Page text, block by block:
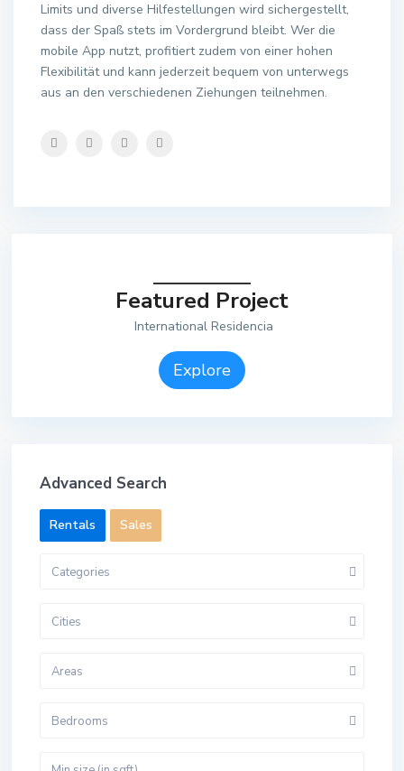
Limits und diverse Hilfestellungen wird sichergestellt,
dass der Spaß stets im Vordergrund bleibt. Wer die
mobile App nutzt, profitiert zudem von einer hohen
Flexibilität und kann jederzeit bequem von unterwegs
aus an den verschiedenen Ziehungen teilnehmen.
Featured Project
International Residencia
Explore
Advanced Search
Rentals Sales
Categories
Cities
Areas
Bedrooms